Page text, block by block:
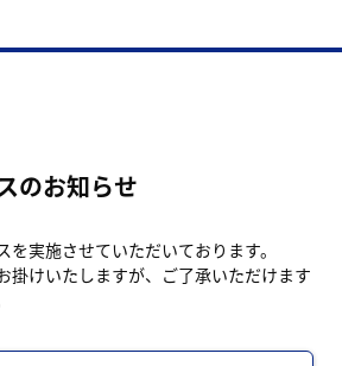
のお知らせ
実施させていただいております。
掛けいたしますが、ご了承いただけます